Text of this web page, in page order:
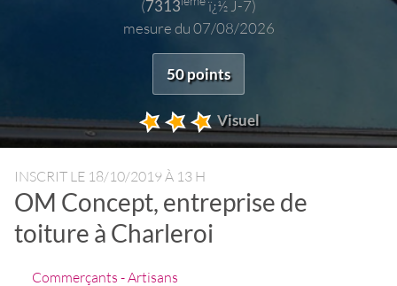
(7313
ï¿½ J-7)
mesure du 07/08/2026
50 points
Visuel
INSCRIT LE 18/10/2019 À 13 H
OM Concept, entreprise de
toiture à Charleroi
Commerçants - Artisans